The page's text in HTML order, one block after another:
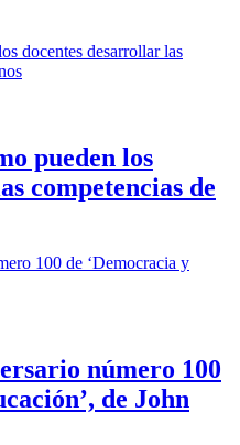
pueden los
competencias de
número 100
de John